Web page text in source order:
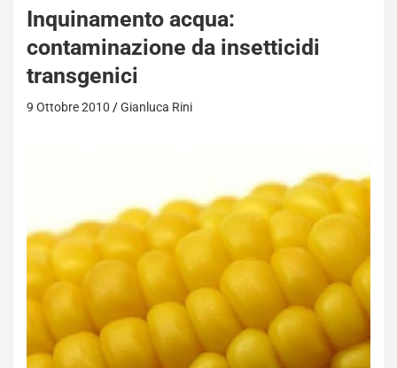
Inquinamento acqua:
contaminazione da insetticidi
transgenici
9 Ottobre 2010 Gianluca Rini